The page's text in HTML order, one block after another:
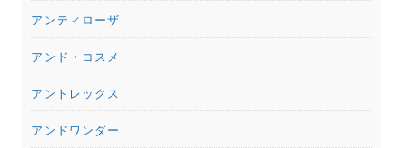
アンティローザ
アンド・コスメ
アントレックス
アンドワンダー